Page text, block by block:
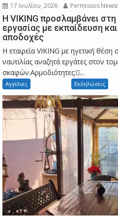
17 Ιουλίου, 2026 Permissos
Η VIKING προσλαμβάνει
εργασίας με εκπαίδευση
αποδοχές
Η εταιρεία VIKING με ηγετική
ναυτιλίας αναζητά εργάτες στον
σκαφών.Αρμοδιότητες:...
Αγγελιες Εκδηλώσεις